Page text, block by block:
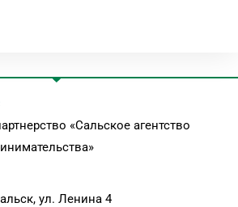
«Сальское агентство
ул. Ленина 4